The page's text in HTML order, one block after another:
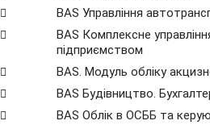
BAS Управління
BAS Комплексне
підприємством
BAS. Модуль обліку
BAS Будівництво.
BAS Облік в ОСББ та